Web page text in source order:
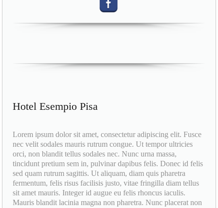
Hotel Esempio Pisa
Lorem ipsum dolor sit amet, consectetur adipiscing elit. Fusce
nec velit sodales mauris rutrum congue. Ut tempor ultricies
orci, non blandit tellus sodales nec. Nunc urna massa,
tincidunt pretium sem in, pulvinar dapibus felis. Donec id felis
sed quam rutrum sagittis. Ut aliquam, diam quis pharetra
fermentum, felis risus facilisis justo, vitae fringilla diam tellus
sit amet mauris. Integer id augue eu felis rhoncus iaculis.
Mauris blandit lacinia magna non pharetra. Nunc placerat non